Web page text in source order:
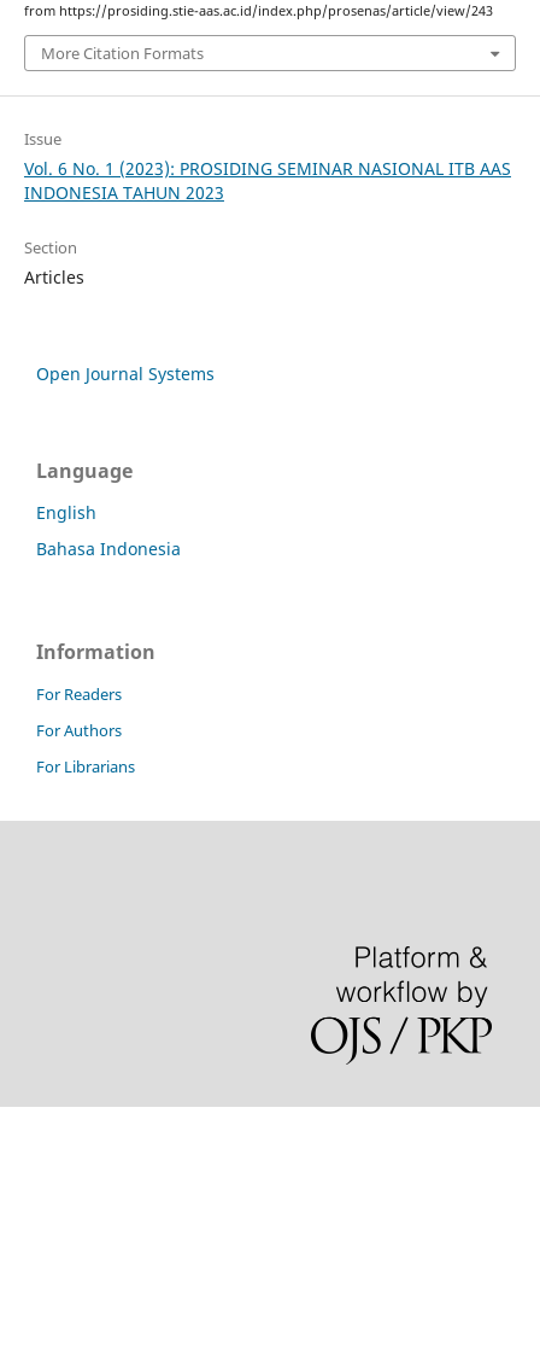
from https://prosiding.stie-aas.ac.id/index.php/prosenas/article/view/243
More Citation Formats
Issue
Vol. 6 No. 1 (2023): PROSIDING SEMINAR NASIONAL ITB AAS
INDONESIA TAHUN 2023
Section
Articles
Open Journal Systems
Language
English
Bahasa Indonesia
Information
For Readers
For Authors
For Librarians